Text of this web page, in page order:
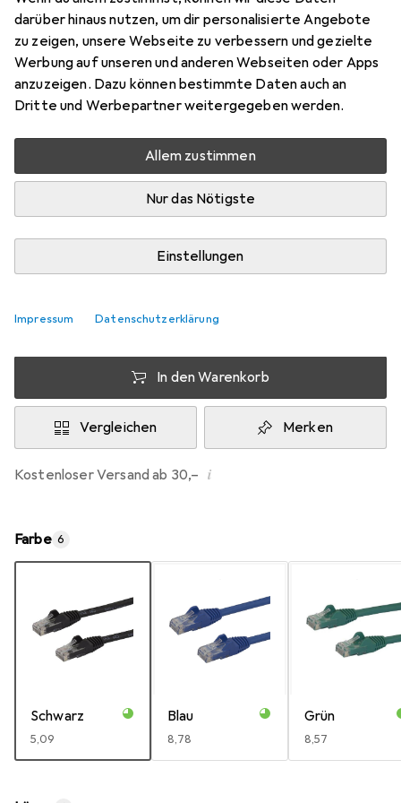
darüber hinaus nutzen, um dir personalisierte Angebote
zu zeigen, unsere Webseite zu verbessern und gezielte
Werbung auf unseren und anderen Webseiten oder Apps
anzuzeigen. Dazu können bestimmte Daten auch an
Dritte und Werbepartner weitergegeben werden.
Allem zustimmen
Nur das Nötigste
Einstellungen
Impressum Datenschutzerklärung
Cable
UTP, CAT6, 2 m
Preis in EUR inkl. MwSt.
26
Marke
Mehr von StarTech
In den Warenkorb
Vergleichen Merken
Kostenloser Versand ab 30,– i
Farbe 6
Schwarz
EUR
5,09
Blau
EUR
8,78
Grün
EUR
8,57